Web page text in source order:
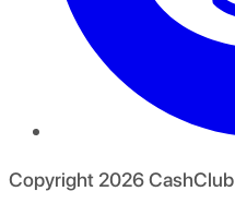
Copyright 2026CashClub